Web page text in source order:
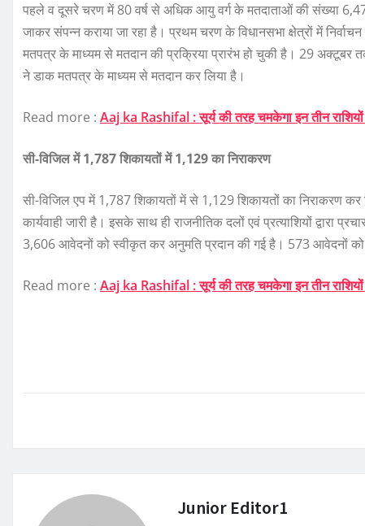
पहले व दूसरे चरण में 80 वर्ष से अधिक आयु वर्ग के मतदाताओं की संख्या
जाकर संपन्न कराया जा रहा है। प्रथम चरण के विधानसभा क्षेत्रों में
मतपत्र के माध्यम से मतदान की प्रक्रिया प्रारंभ हो चुकी है। 29
ने डाक मतपत्र के माध्यम से मतदान कर लिया है।
Read more : Aaj ka Rashifal : सूर्य की तरह चमकेगा इन तीन राशियों
सी-विजिल में 1,787 शिकायतों में 1,129 का निराकरण
सी-विजिल एप में 1,787 शिकायतों में से 1,129 शिकायतों का निराकरण
कार्यवाही जारी है। इसके साथ ही राजनीतिक दलों एवं प्रत्याशियों
3,606 आवेदनों को स्वीकृत कर अनुमति प्रदान की गई है। 573 आवेदनों को
Read more : Aaj ka Rashifal : सूर्य की तरह चमकेगा इन तीन राशियों
Junior Editor1